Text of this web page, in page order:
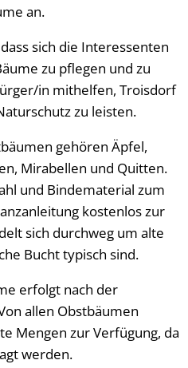
an.
sich die Interessenten
zu pflegen und zu
in mithelfen, Troisdorf
zu leisten.
gehören Äpfel,
Mirabellen und Quitten.
und Bindematerial zum
kostenlos zur
sich durchweg um alte
Bucht typisch sind.
erfolgt nach der
allen Obstbäumen
Mengen zur Verfügung, da
werden.